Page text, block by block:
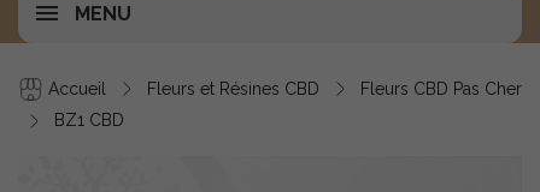
MENU
Accueil Fleurs et Résines CBD
Fleurs CBD Pas Cher
BZ1 CBD